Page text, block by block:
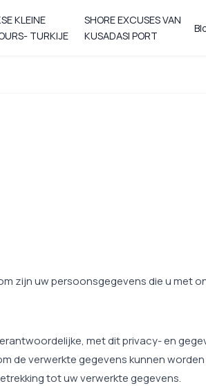
KLEINE
TURKIJE
SHORE EXCUSES VAN
KUSADASI PORT
zijn uw persoonsgegevens die u met
met dit privacy- en
de verwerkte gegevens kunnen
tot uw verwerkte gegevens.